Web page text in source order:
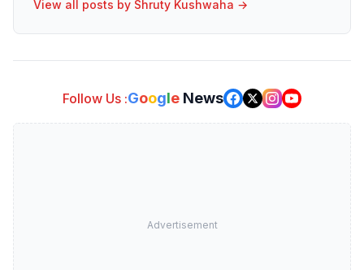
View all posts by Shruty Kushwaha →
Follow Us :Google News
Advertisement